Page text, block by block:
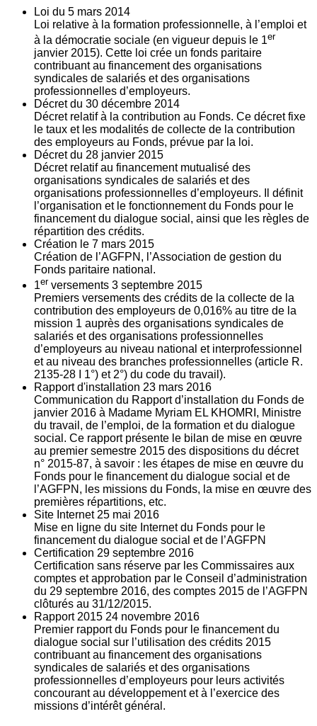
Loi du 5 mars 2014
Loi relative à la formation professionnelle, à l’emploi et
à la démocratie sociale (en vigueur depuis le 1er
janvier 2015). Cette loi crée un fonds paritaire
contribuant au financement des organisations
syndicales de salariés et des organisations
professionnelles d’employeurs.
Décret du 30 décembre 2014
Décret relatif à la contribution au Fonds. Ce décret fixe
le taux et les modalités de collecte de la contribution
des employeurs au Fonds, prévue par la loi.
Décret du 28 janvier 2015
Décret relatif au financement mutualisé des
organisations syndicales de salariés et des
organisations professionnelles d’employeurs. Il définit
l’organisation et le fonctionnement du Fonds pour le
financement du dialogue social, ainsi que les règles de
répartition des crédits.
Création le 7 mars 2015
Création de l’AGFPN, l’Association de gestion du
Fonds paritaire national.
1er versements 3 septembre 2015
Premiers versements des crédits de la collecte de la
contribution des employeurs de 0,016% au titre de la
mission 1 auprès des organisations syndicales de
salariés et des organisations professionnelles
d’employeurs au niveau national et interprofessionnel
et au niveau des branches professionnelles (article R.
2135‐28 I 1°) et 2°) du code du travail).
Rapport d'installation 23 mars 2016
Communication du Rapport d’installation du Fonds de
janvier 2016 à Madame Myriam EL KHOMRI, Ministre
du travail, de l’emploi, de la formation et du dialogue
social. Ce rapport présente le bilan de mise en œuvre
au premier semestre 2015 des dispositions du décret
n° 2015-87, à savoir : les étapes de mise en œuvre du
Fonds pour le financement du dialogue social et de
l’AGFPN, les missions du Fonds, la mise en œuvre des
premières répartitions, etc.
Site Internet 25 mai 2016
Mise en ligne du site Internet du Fonds pour le
financement du dialogue social et de l’AGFPN
Certification 29 septembre 2016
Certification sans réserve par les Commissaires aux
comptes et approbation par le Conseil d’administration
du 29 septembre 2016, des comptes 2015 de l’AGFPN
clôturés au 31/12/2015.
Rapport 2015 24 novembre 2016
Premier rapport du Fonds pour le financement du
dialogue social sur l’utilisation des crédits 2015
contribuant au financement des organisations
syndicales de salariés et des organisations
professionnelles d’employeurs pour leurs activités
concourant au développement et à l’exercice des
missions d’intérêt général.